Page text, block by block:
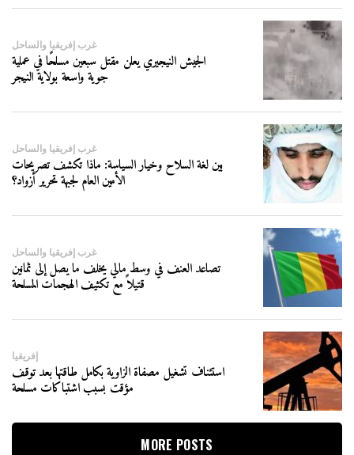
غرب إفريقيا والساحل
الجيش النيجيري يعلن مقتل سبعين مسلحًا في عملية
جوية واسعة بولاية النيجر
غرب إفريقيا والساحل
بين لغة السلاح وخيار السياسة: ماذا تكشف تصريحات
الأمين العام لجبهة تحرير أزواد؟
غرب إفريقيا والساحل
تصاعد العنف في وسط مالي يخلف ما يصل إلى ثمانين
قتيلاً مع تكثيف الهجمات المسلحة
إفريقيا
استئناف تشغيل مصفاة الزاوية بكامل طاقتها بعد توقف
مؤقت بسبب اشتباكات مسلحة
MORE POSTS